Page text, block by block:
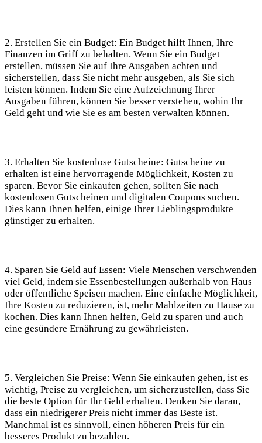
2. Erstellen Sie ein Budget: Ein Budget hilft Ihnen, Ihre
Finanzen im Griff zu behalten. Wenn Sie ein Budget
erstellen, müssen Sie auf Ihre Ausgaben achten und
sicherstellen, dass Sie nicht mehr ausgeben, als Sie sich
leisten können. Indem Sie eine Aufzeichnung Ihrer
Ausgaben führen, können Sie besser verstehen, wohin Ihr
Geld geht und wie Sie es am besten verwalten können.
3. Erhalten Sie kostenlose Gutscheine: Gutscheine zu
erhalten ist eine hervorragende Möglichkeit, Kosten zu
sparen. Bevor Sie einkaufen gehen, sollten Sie nach
kostenlosen Gutscheinen und digitalen Coupons suchen.
Dies kann Ihnen helfen, einige Ihrer Lieblingsprodukte
günstiger zu erhalten.
4. Sparen Sie Geld auf Essen: Viele Menschen verschwenden
viel Geld, indem sie Essenbestellungen außerhalb von Haus
oder öffentliche Speisen machen. Eine einfache Möglichkeit,
Ihre Kosten zu reduzieren, ist, mehr Mahlzeiten zu Hause zu
kochen. Dies kann Ihnen helfen, Geld zu sparen und auch
eine gesündere Ernährung zu gewährleisten.
5. Vergleichen Sie Preise: Wenn Sie einkaufen gehen, ist es
wichtig, Preise zu vergleichen, um sicherzustellen, dass Sie
die beste Option für Ihr Geld erhalten. Denken Sie daran,
dass ein niedrigerer Preis nicht immer das Beste ist.
Manchmal ist es sinnvoll, einen höheren Preis für ein
besseres Produkt zu bezahlen.